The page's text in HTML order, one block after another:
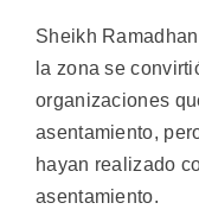
Sheikh
la zona se
organizaciones
asentamiento,
hayan realizado
asentamiento.